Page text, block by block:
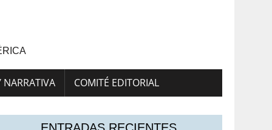
NARRATIVA COMITÉ EDITORIAL